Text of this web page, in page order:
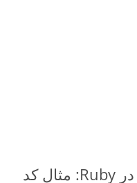
نحوه تبدیل OTT to SVG در Ruby: مثال کد